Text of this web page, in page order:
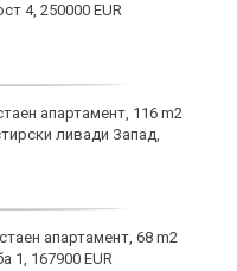
4, 250000 EUR
апартамент, 116 m2
ливади Запад,
апартамент, 68 m2
1, 167900 EUR